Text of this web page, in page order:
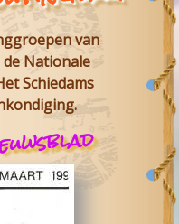
van
de Nationale
Schiedams